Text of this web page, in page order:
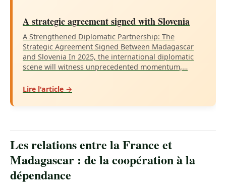
A strategic agreement signed with Slovenia
A Strengthened Diplomatic Partnership: The
Strategic Agreement Signed Between Madagascar
and Slovenia In 2025, the international diplomatic
scene will witness unprecedented momentum,…
Lire l'article →
Les relations entre la France et
Madagascar : de la coopération à la
dépendance